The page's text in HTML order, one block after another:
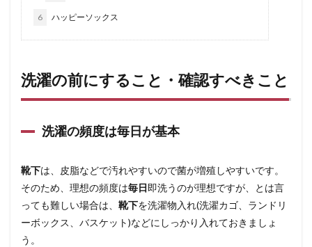
6 ハッピーソックス
洗濯の前にすること・確認すべきこと
洗濯の頻度は毎日が基本
靴下は、皮脂などで汚れやすいので菌が増殖しやすいです。
そのため、理想の頻度は毎日 即洗うのが理想ですが、とは言
っても難しい場合は、 靴下を洗濯物入れ(洗濯カゴ、ランドリ
ーボックス、バスケット)などにしっかり入れておきましょ
う。